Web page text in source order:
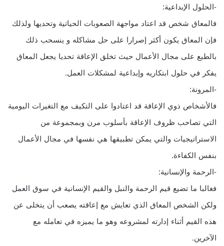
-الحلول الإبداعية:
فالمعاق شخص قد اعتاد مواجهة الصعوبات الحياتية وتحديها ولذلك
فإن المعاق يكون أكثر إصرارا على حل مشاكله و ينسحب ذلك
بالطبع على مجال الأعمال حيث تخلق الإعاقة تحديا يجعل المعاق
يفكر في حلول ابتكاريه وإبداعية لمشكلات العمل.
-المرونة:
فالأشخاص ذوي الإعاقة قد اعتادوا على التكيف مع التغيرات اليومية
التي تصاحب ظروف الإعاقة بأسلوب مرن وبمجموعة من
الاستراتيجيات والتي يمكن تطبيقها هي نفسها في مجال الأعمال
بنفس الكفاءة.
-الرحمة والإنسانية:
فغالبا ما تضيع قيم الرحمة والنبل والقيم الإنسانية في سوق العمل
ولكن الشخص المعاق الذي تعايش مع إعاقته يصعب أن يتخلى عن
هذه القيم أثناء إدارته لمشروعه وهو ما يميزه في تعامله مع
الآخرين.